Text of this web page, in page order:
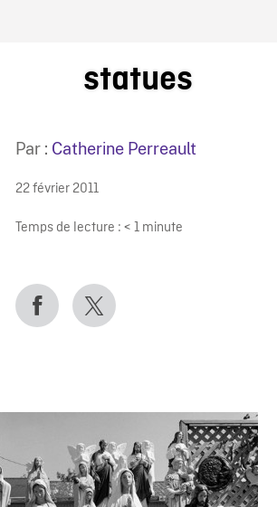
ONF
statues
Par : Catherine Perreault
22 février 2011
Temps de lecture : < 1 minute